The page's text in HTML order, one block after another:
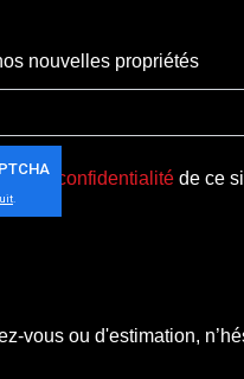
nouvelles propriétés
de confidentialité de ce
vous ou d'estimation,